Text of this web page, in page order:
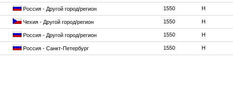
Россия - Другой город/регион 1550 H
Чехия - Другой город/регион 1550 H
Россия - Другой город/регион 1550 H
Россия - Санкт-Петербург 1550 H